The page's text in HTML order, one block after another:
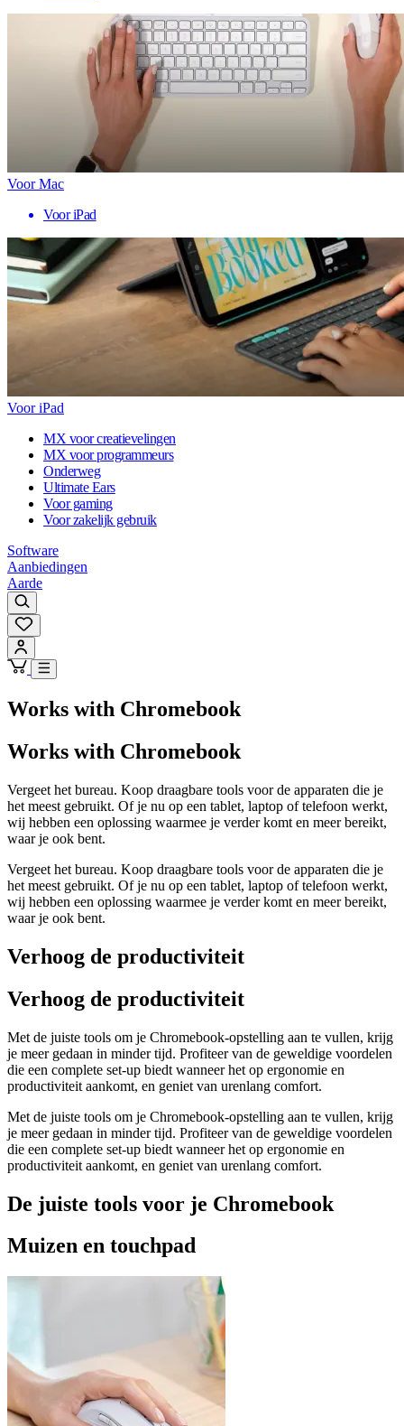
Voor Mac
Voor iPad
Voor iPad
MX voor creatievelingen
MX voor programmeurs
Onderweg
Ultimate Ears
Voor gaming
Voor zakelijk gebruik
Software
Aanbiedingen
Aarde
Works with Chromebook
Works with Chromebook
Vergeet het bureau. Koop draagbare tools voor de apparaten die je
het meest gebruikt. Of je nu op een tablet, laptop of telefoon werkt,
wij hebben een oplossing waarmee je verder komt en meer bereikt,
waar je ook bent.
Vergeet het bureau. Koop draagbare tools voor de apparaten die je
het meest gebruikt. Of je nu op een tablet, laptop of telefoon werkt,
wij hebben een oplossing waarmee je verder komt en meer bereikt,
waar je ook bent.
Verhoog de productiviteit
Verhoog de productiviteit
Met de juiste tools om je Chromebook-opstelling aan te vullen, krijg
je meer gedaan in minder tijd. Profiteer van de geweldige voordelen
die een complete set-up biedt wanneer het op ergonomie en
productiviteit aankomt, en geniet van urenlang comfort.
Met de juiste tools om je Chromebook-opstelling aan te vullen, krijg
je meer gedaan in minder tijd. Profiteer van de geweldige voordelen
die een complete set-up biedt wanneer het op ergonomie en
productiviteit aankomt, en geniet van urenlang comfort.
De juiste tools voor je Chromebook
Muizen en touchpad